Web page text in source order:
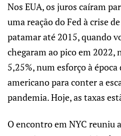
Nos EUA, os juros caíram
uma reação do Fed à crise
patamar até 2015, quando
chegaram ao pico em 2022,
5,25%, num esforço à
americano para conter a
pandemia. Hoje, as taxas
O encontro em NYC reuniu